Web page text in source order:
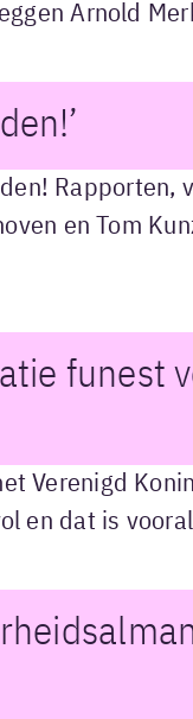
Arnold
Rapporten,
en Tom
funest
Verenigd
en dat is